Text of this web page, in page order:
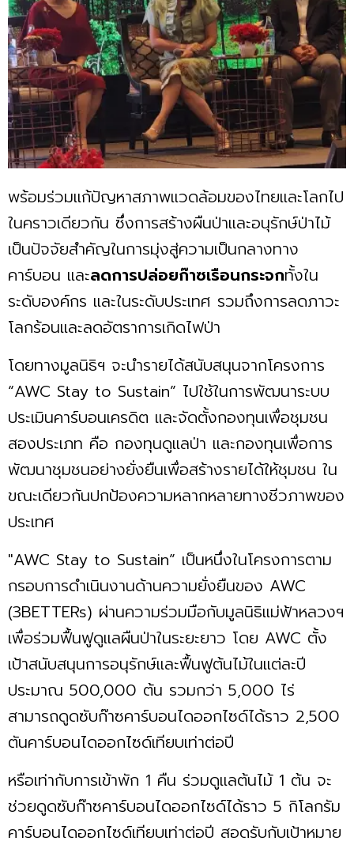
พร้อมร่วมแก้ปัญหาสภาพแวดล้อมของไทยและโลกไป
ในคราวเดียวกัน ซึ่งการสร้างผืนป่าและอนุรักษ์ป่าไม้
เป็นปัจจัยสำคัญในการมุ่งสู่ความเป็นกลางทาง
คาร์บอน และลดการปล่อยก๊าซเรือนกระจกทั้งใน
ระดับองค์กร และในระดับประเทศ รวมถึงการลดภาวะ
โลกร้อนและลดอัตราการเกิดไฟป่า
โดยทางมูลนิธิฯ จะนำรายได้สนับสนุนจากโครงการ
“AWC Stay to Sustain” ไปใช้ในการพัฒนาระบบ
ประเมินคาร์บอนเครดิต และจัดตั้งกองทุนเพื่อชุมชน
สองประเภท คือ กองทุนดูแลป่า และกองทุนเพื่อการ
พัฒนาชุมชนอย่างยั่งยืนเพื่อสร้างรายได้ให้ชุมชน ใน
ขณะเดียวกันปกป้องความหลากหลายทางชีวภาพของ
ประเทศ
"AWC Stay to Sustain” เป็นหนึ่งในโครงการตาม
กรอบการดำเนินงานด้านความยั่งยืนของ AWC
(3BETTERs) ผ่านความร่วมมือกับมูลนิธิแม่ฟ้าหลวงฯ
เพื่อร่วมฟื้นฟูดูแลผืนป่าในระยะยาว โดย AWC ตั้ง
เป้าสนับสนุนการอนุรักษ์และฟื้นฟูต้นไม้ในแต่ละปี
ประมาณ 500,000 ต้น รวมกว่า 5,000 ไร่
สามารถดูดซับก๊าซคาร์บอนไดออกไซด์ได้ราว 2,500
ตันคาร์บอนไดออกไซด์เทียบเท่าต่อปี
หรือเท่ากับการเข้าพัก 1 คืน ร่วมดูแลต้นไม้ 1 ต้น จะ
ช่วยดูดซับก๊าซคาร์บอนไดออกไซด์ได้ราว 5 กิโลกรัม
คาร์บอนไดออกไซด์เทียบเท่าต่อปี สอดรับกับเป้าหมาย